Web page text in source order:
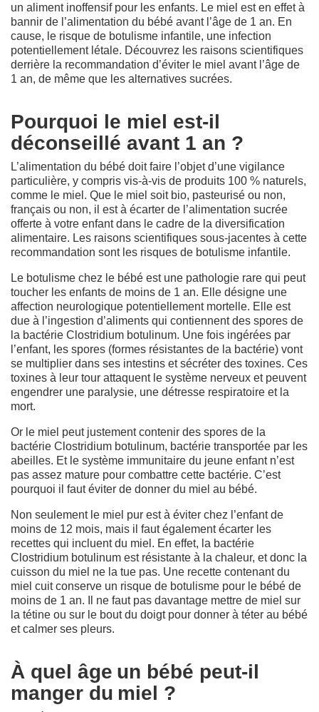
un aliment inoffensif pour les enfants. Le miel est en effet à
bannir de l’alimentation du bébé avant l’âge de 1 an. En
cause, le risque de botulisme infantile, une infection
potentiellement létale. Découvrez les raisons scientifiques
derrière la recommandation d’éviter le miel avant l’âge de
1 an, de même que les alternatives sucrées.
Pourquoi le miel est-il
déconseillé avant 1 an ?
L’alimentation du bébé doit faire l’objet d’une vigilance
particulière, y compris vis-à-vis de produits 100 % naturels,
comme le miel. Que le miel soit bio, pasteurisé ou non,
français ou non, il est à écarter de l’alimentation sucrée
offerte à votre enfant dans le cadre de la diversification
alimentaire. Les raisons scientifiques sous-jacentes à cette
recommandation sont les risques de botulisme infantile.
Le botulisme chez le bébé est une pathologie rare qui peut
toucher les enfants de moins de 1 an. Elle désigne une
affection neurologique potentiellement mortelle. Elle est
due à l’ingestion d’aliments qui contiennent des spores de
la bactérie Clostridium botulinum. Une fois ingérées par
l’enfant, les spores (formes résistantes de la bactérie) vont
se multiplier dans ses intestins et sécréter des toxines. Ces
toxines à leur tour attaquent le système nerveux et peuvent
engendrer une paralysie, une détresse respiratoire et la
mort.
Or le miel peut justement contenir des spores de la
bactérie Clostridium botulinum, bactérie transportée par les
abeilles. Et le système immunitaire du jeune enfant n’est
pas assez mature pour combattre cette bactérie. C’est
pourquoi il faut éviter de donner du miel au bébé.
Non seulement le miel pur est à éviter chez l’enfant de
moins de 12 mois, mais il faut également écarter les
recettes qui incluent du miel. En effet, la bactérie
Clostridium botulinum est résistante à la chaleur, et donc la
cuisson du miel ne la tue pas. Une recette contenant du
miel cuit conserve un risque de botulisme pour le bébé de
moins de 1 an. Il ne faut pas davantage mettre de miel sur
la tétine ou sur le bout du doigt pour donner à téter au bébé
et calmer ses pleurs.
À quel âge un bébé peut-il
manger du miel ?